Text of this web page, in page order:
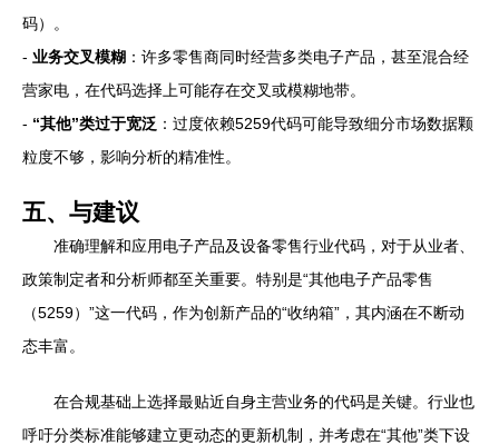
码）。
- 业务交叉模糊 ：许多零售商同时经营多类电子产品，甚至混合经
营家电，在代码选择上可能存在交叉或模糊地带。
- “其他”类过于宽泛 ：过度依赖5259代码可能导致细分市场数据颗
粒度不够，影响分析的精准性。
五、与建议
准确理解和应用电子产品及设备零售行业代码，对于从业者、
政策制定者和分析师都至关重要。特别是“其他电子产品零售
（5259）”这一代码，作为创新产品的“收纳箱”，其内涵在不断动
态丰富。
在合规基础上选择最贴近自身主营业务的代码是关键。行业也
呼吁分类标准能够建立更动态的更新机制，并考虑在“其他”类下设